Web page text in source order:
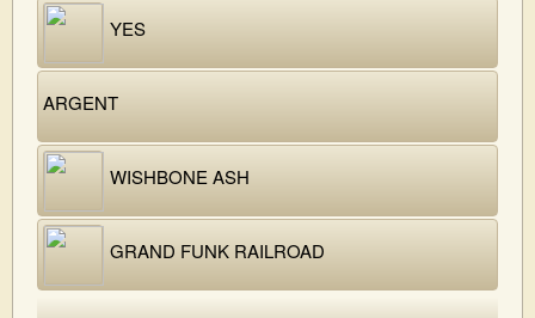
YES
ARGENT
WISHBONE ASH
GRAND FUNK RAILROAD